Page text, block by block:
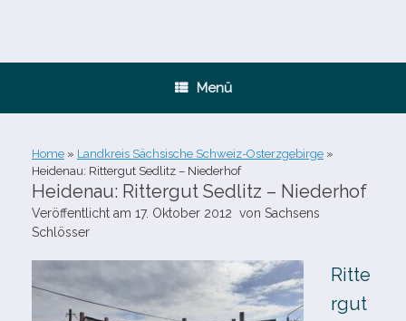
Menü
Home » Landkreis Sächsische Schweiz-Osterzgebirge »
Heidenau: Rittergut Sedlitz – Niederhof
Heidenau: Rittergut Sedlitz – Niederhof
Veröffentlicht am 17. Oktober 2012 von Sachsens
Schlösser
Ritte
rgut